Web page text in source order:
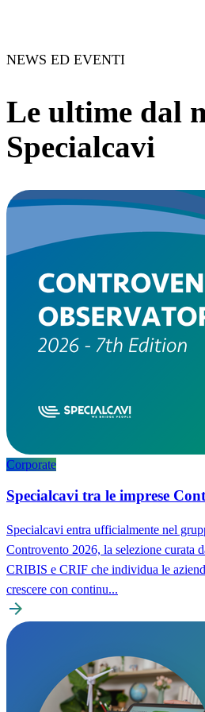
NEWS ED EVENTI
Le ultime dal
Specialcavi
Corporate
Specialcavi tra le imprese
Specialcavi entra ufficialmente nel
Controvento 2026, la selezione curata
CRIBIS e CRIF che individua le
crescere con continu...
arrow_forward